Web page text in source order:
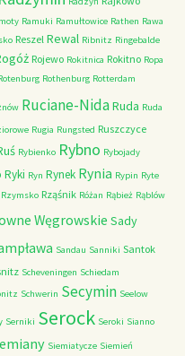
Ramuki Ramułtowice Rathen Rawa
Reszel Rewal Ribnitz Ringebalde
Rojewo Rokitnica Rokitno Ropa
Rothenburg Rotterdam
Ruciane-NidaRuda Ruda
Rugia Rungsted Ruszczyce
Rybienko Rybno Rybojady
Ryki Ryn Rynek Rynia Rypin Ryte
Rzymsko Rząśnik Różan Rąbież Rąblów
Węgrowskie Sady
Sandau Sanniki Santok
Scheveningen Schiedam
Schwerin Secymin Seelow
Serniki Serock Seroki Sianno
Siemiatycze Siemień